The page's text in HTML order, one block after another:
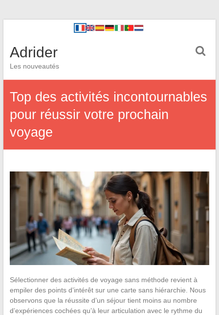
Adrider
Les nouveautés
Top des activités incontournables
pour réussir votre prochain
voyage
Sélectionner des activités de voyage sans méthode revient à
empiler des points d’intérêt sur une carte sans hiérarchie. Nous
observons que la réussite d’un séjour tient moins au nombre
d’expériences cochées qu’à leur articulation avec le rythme du